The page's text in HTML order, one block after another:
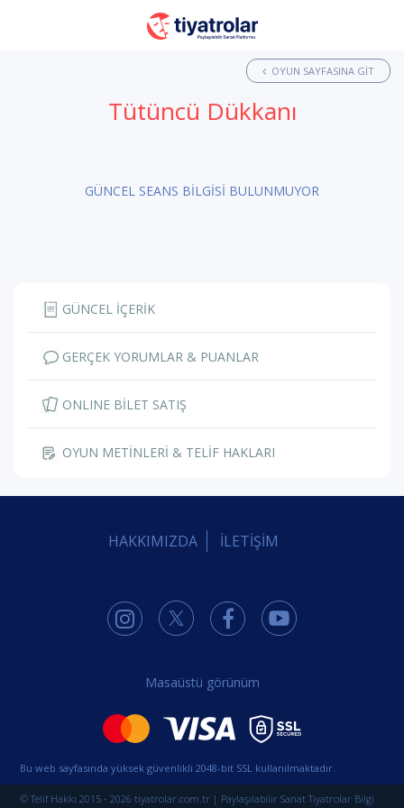
OYUN SAYFASINA GIT
Tütüncü Dükkanı
GÜNCEL SEANS BİLGİSİ BULUNMUYOR
GÜNCEL İÇERİK
GERÇEK YORUMLAR & PUANLAR
ONLINE BİLET SATIŞ
OYUN METİNLERİ & TELİF HAKLARI
HAKKIMIZDA İLETİŞİM
Masaüstü görünüm
Bu web sayfasında yüksek güvenlikli 2048-bit SSL kullanılmaktadır.
© Telif Hakkı 2015 - 2026 tiyatrolar.com.tr | Paylaşılabilir Sanat Tiyatrolar Bilgi